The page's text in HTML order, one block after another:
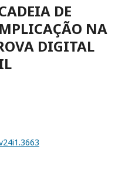
DE
NA
DIGITAL